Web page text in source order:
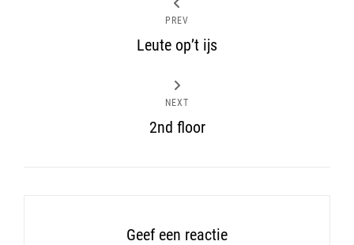
PREV
Leute op’t ijs
NEXT
2nd floor
Geef een reactie